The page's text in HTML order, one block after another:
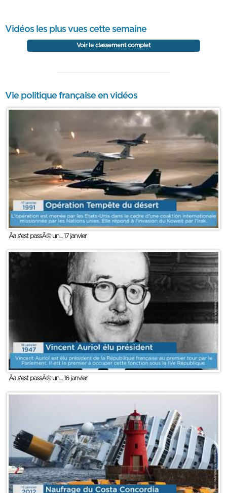
Vidéos les plus vues cette semaine
Voir le classement complet
Vie politique française en vidéos
Ãa s'est passÃ© un... 17 janvier
Ãa s'est passÃ© un... 16 janvier